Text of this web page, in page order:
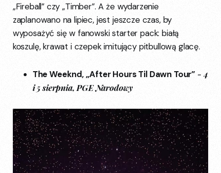
„Fireball” czy „Timber”. A że wydarzenie
zaplanowano na lipiec, jest jeszcze czas, by
wyposażyć się w fanowski starter pack: białą
koszulę, krawat i czepek imitujący pitbullową glacę.
The Weeknd, „After Hours Til Dawn Tour” - 4
i 5 sierpnia, PGE Narodowy